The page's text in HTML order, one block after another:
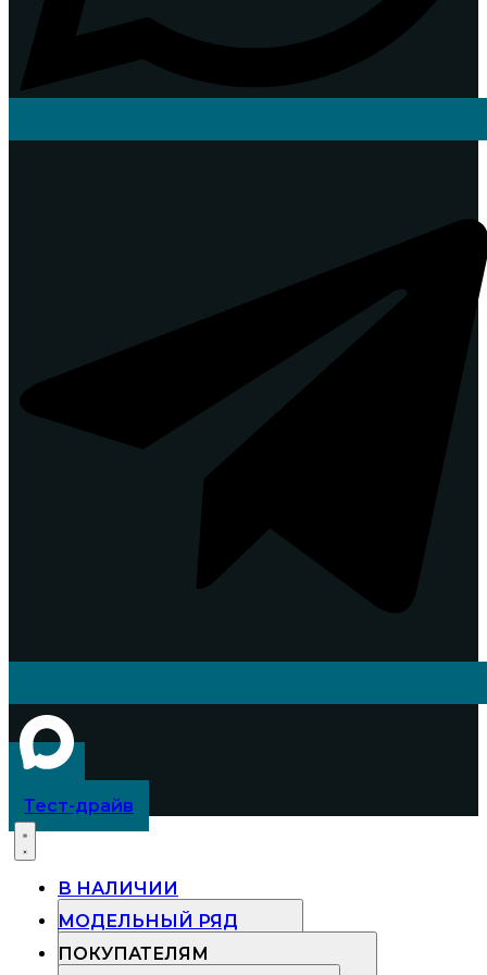
Тест-драйв
В НАЛИЧИИ
МОДЕЛЬНЫЙ РЯД
ПОКУПАТЕЛЯМ